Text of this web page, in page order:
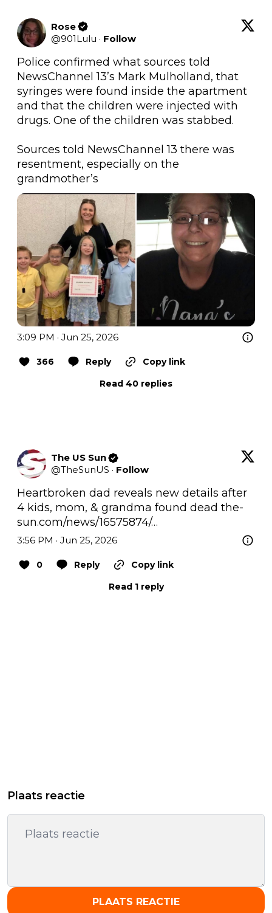
Rose
@901Lulu · Follow
Police confirmed what sources told
NewsChannel 13’s Mark Mulholland, that
syringes were found inside the apartment
and that the children were injected with
drugs. One of the children was stabbed.
Sources told NewsChannel 13 there was
resentment, especially on the
grandmother’s
3:09 PM · Jun 25, 2026
366 Reply
Copy link
Read 40 replies
The US Sun
@TheSunUS · Follow
Heartbroken dad reveals new details after
4 kids, mom, & grandma found dead the-
sun.com/news/16575874/…
3:56 PM · Jun 25, 2026
0 Reply
Copy link
Read 1 reply
Plaats reactie
PLAATS REACTIE